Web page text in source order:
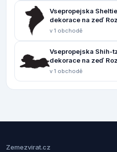
Vsepropejska
dekorace na zeď
v 1 obchodě
Vsepropejska Shih-
dekorace na zeď
v 1 obchodě
Zemezvirat.cz